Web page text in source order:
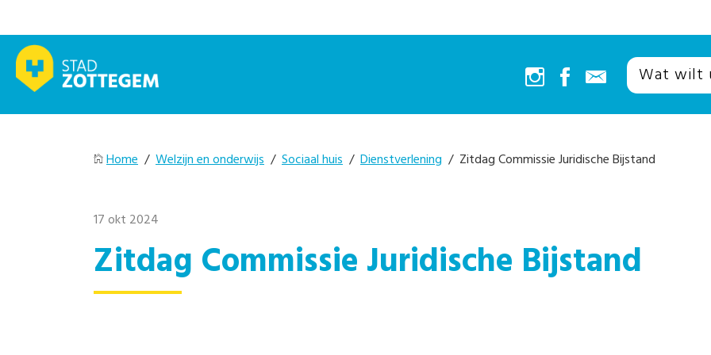
Home / Welzijn en onderwijs / Sociaal huis / Dienstverlening / Zitdag Commissie Juridische Bijstand
17 okt 2024
Zitdag Commissie Juridische Bijstand